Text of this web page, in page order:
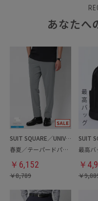
あなたへ
SUIT SQUARE／UNIVERSAL LANGUAGE
春夏／テーパードパンツ
￥ 6,152
￥8,789
￥
￥